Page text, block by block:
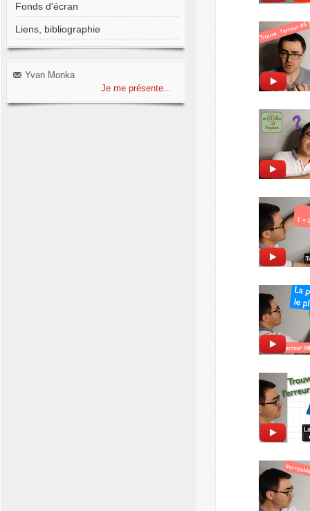
Fonds d'écran
Liens, bibliographie
Yvan Monka
Je me présente...